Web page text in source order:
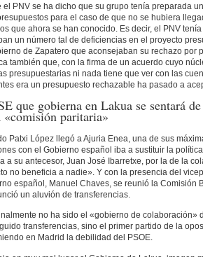
el PNV se ha dicho que su grupo tenía preparada
para el caso de que no se hubiera
que ahora se han conocido. Es decir, el PNV
un número tal de deficiencias en el proyecto
de Zapatero que aconsejaban su rechazo por
también que, con la firma de un acuerdo cuyo
presupuestarias ni nada tiene que ver con las
era un presupuesto rechazable ha pasado a
que gobierna en Lakua se sentará
«comisión paritaria»
Patxi López llegó a Ajuria Enea, una de sus
con el Gobierno español iba a sustituir la
a su antecesor, Juan José Ibarretxe, por la de la
no beneficia a nadie». Y con la presencia del
español, Manuel Chaves, se reunió la Comisión
un aluvión de transferencias.
no ha sido el «gobierno de colaboración»
transferencias, sino el primer partido de la
en Madrid la debilidad del PSOE.